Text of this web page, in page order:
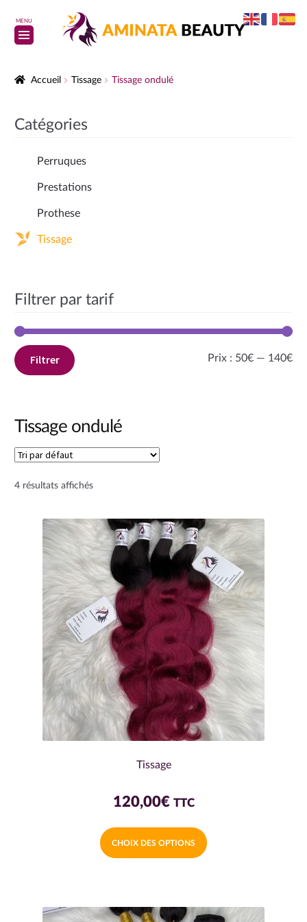
MENU
Accueil Tissage Tissage ondulé
Catégories
Perruques
Prestations
Prothese
Tissage
Filtrer par tarif
Filtrer Prix : 50€ — 140€
Tissage ondulé
4 résultats affichés
Tissage
120,00€ TTC
CHOIX DES OPTIONS
Ce
produit